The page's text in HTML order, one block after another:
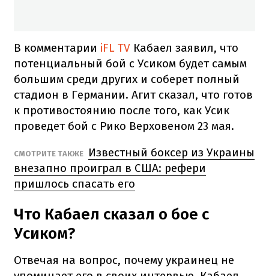
В комментарии iFL TV Кабаел заявил, что
потенциальный бой с Усиком будет самым
большим среди других и соберет полный
стадион в Германии. Агит сказал, что готов
к противостоянию после того, как Усик
проведет бой с Рико Верховеном 23 мая.
СМОТРИТЕ ТАКЖЕ
Известный боксер из Украины
внезапно проиграл в США: рефери
пришлось спасать его
Что Кабаел сказал о бое с
Усиком?
Отвечая на вопрос, почему украинец не